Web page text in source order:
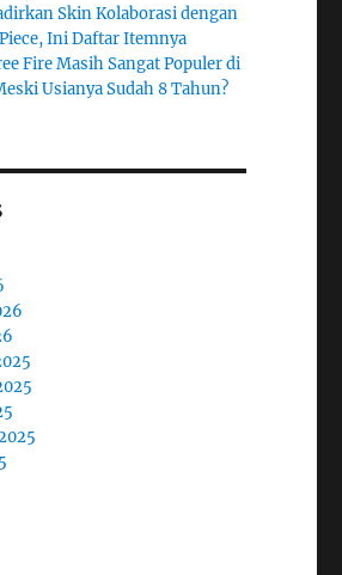
Skin Kolaborasi dengan
Ini Daftar Itemnya
Fire Masih Sangat Populer di
Usianya Sudah 8 Tahun?